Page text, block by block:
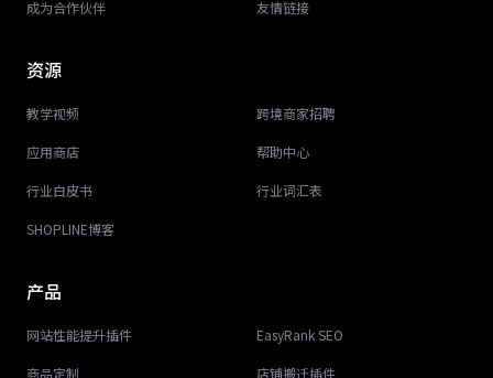
成为合作伙伴 友情链接
资源
教学视频 跨境商家招聘
应用商店 帮助中心
行业白皮书 行业词汇表
SHOPLINE博客
产品
网站性能提升插件 EasyRank SEO
商品定制 店铺搬迁插件